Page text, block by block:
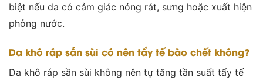
biệt nếu da có cảm giác nóng rát, sưng hoặc xuất hiện
phỏng nước.
Da khô ráp sần sùi có nên tẩy tế bào chết không?
Da khô ráp sần sùi không nên tự tăng tần suất tẩy tế